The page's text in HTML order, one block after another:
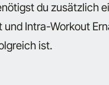
du zusätzlich
und Intra-Workout
ist.